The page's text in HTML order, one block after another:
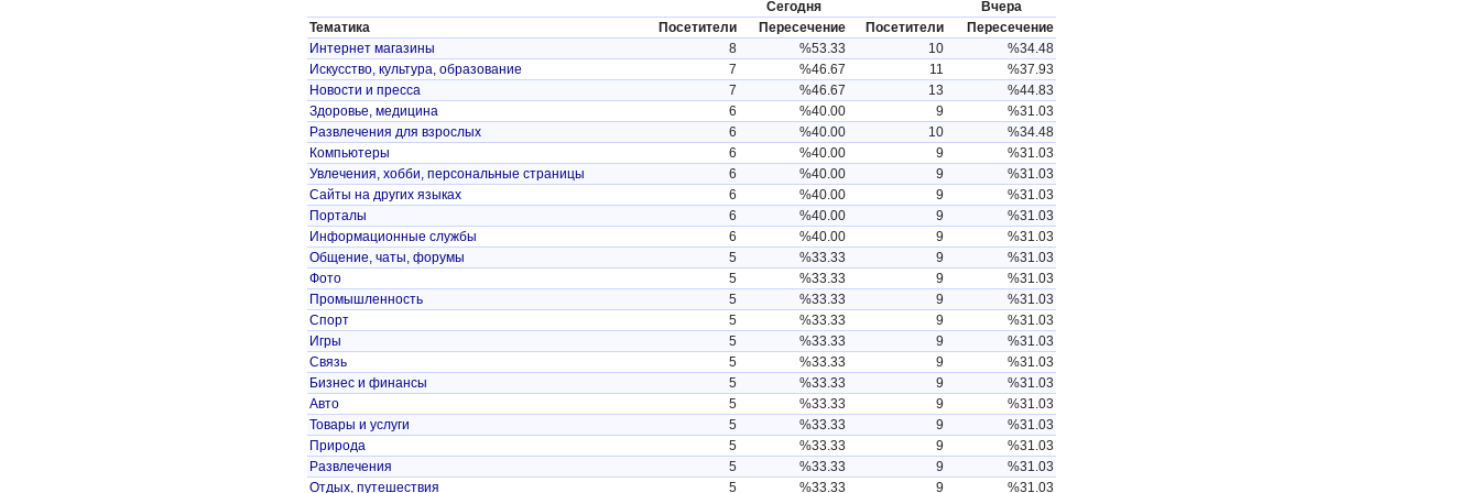
Сегодня
Вчера
Тематика
Посетители Пересечение Посетители
Пересечение
Интернет магазины
8 %53.33 10
%34.48
Искусство, культура, образование
7 %46.67 11
%37.93
Новости и пресса
7 %46.67 13
%44.83
Здоровье, медицина
6 %40.00 9
%31.03
Развлечения для взрослых
6 %40.00 10
%34.48
Компьютеры
6 %40.00 9
%31.03
Увлечения, хобби, персональные страницы
6 %40.00 9
%31.03
Сайты на других языках
6 %40.00 9
%31.03
Порталы
6 %40.00 9
%31.03
Информационные службы
6 %40.00 9
%31.03
Общение, чаты, форумы
5 %33.33 9
%31.03
Фото
5 %33.33 9
%31.03
Промышленность
5 %33.33 9
%31.03
Спорт
5 %33.33 9
%31.03
Игры
5 %33.33 9
%31.03
Связь
5 %33.33 9
%31.03
Бизнес и финансы
5 %33.33 9
%31.03
Авто
5 %33.33 9
%31.03
Товары и услуги
5 %33.33 9
%31.03
Природа
5 %33.33 9
%31.03
Развлечения
5 %33.33 9
%31.03
Отдых, путешествия
5 %33.33 9 %31.03